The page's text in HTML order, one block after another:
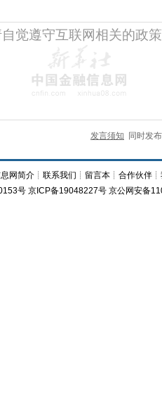
发言须知 同时发
网简介 ┊联系我们 ┊ 留言本 ┊合作伙伴 ┊
号 京ICP备19048227号 京公网安备